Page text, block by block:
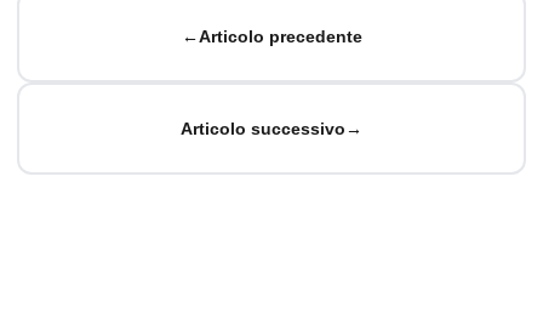
←Articolo precedente
Articolo successivo→